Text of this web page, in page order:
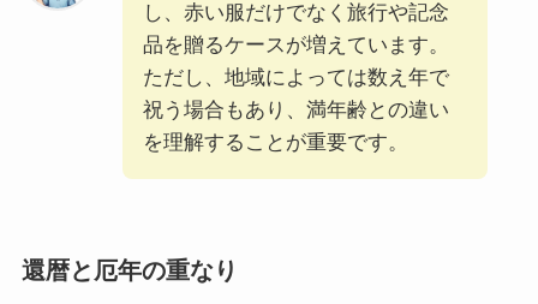
し、赤い服だけでなく旅行や記念
品を贈るケースが増えています。
ただし、地域によっては数え年で
祝う場合もあり、満年齢との違い
を理解することが重要です。
還暦と厄年の重なり